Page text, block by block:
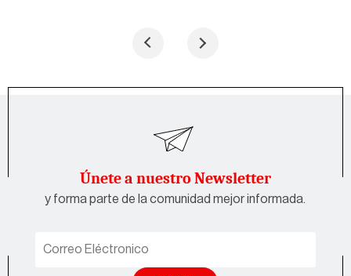
Únete a nuestro Newsletter
y forma parte de la comunidad mejor informada.